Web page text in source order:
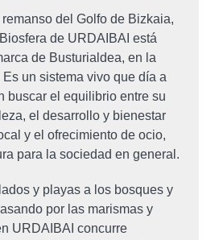
del Golfo de Bizkaia,
de URDAIBAI está
de Busturialdea, en la
un sistema vivo que día a
buscar el equilibrio entre su
el desarrollo y bienestar
y el ofrecimiento de ocio,
para la sociedad en general.
y playas a los bosques y
por las marismas y
URDAIBAI concurre